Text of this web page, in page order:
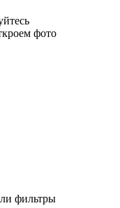
фото
фильтры